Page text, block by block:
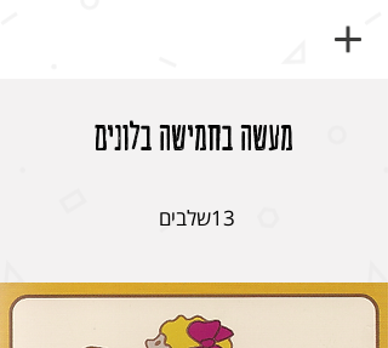
מעשה בחמישה בלונים
13שלבים